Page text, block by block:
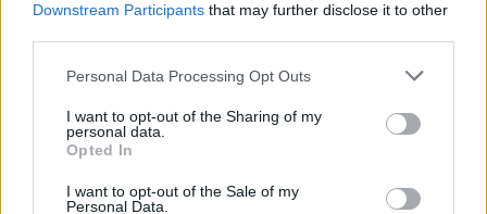
Downstream Participants that may further disclose it to other
Personal Data Processing Opt Outs
I want to opt-out of the Sharing of my
personal data.
Opted In
I want to opt-out of the Sale of my
Personal Data.
Accedioregistratiper commentare questo
articolo.
L'email è richiesta ma non verrà mostrata ai visitatori. Il contenuto di questo
commento esprime il pensiero dell'autore e non rappresenta la linea editoriale
commenti non sono testi giornalistici, ma post inviati dai singoli lettori che
possono essere automaticamente pubblicati senza filtro preventivo. I commenti
che includano uno o più link a siti esterni verranno rimossi in automatico dal